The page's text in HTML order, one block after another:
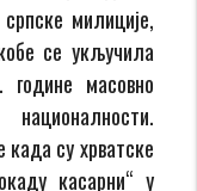
милиције,
се укључила
масовно
су хрватске
касарни“ у